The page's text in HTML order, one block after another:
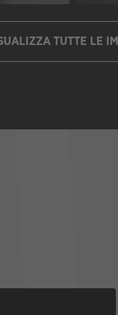
TUTTE LE